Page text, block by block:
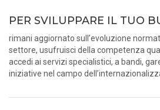
PER SVILUPPARE IL TUO
rimani aggiornato sull’evoluzione
settore, usufruisci della competenza
accedi ai servizi specialistici, a bandi,
iniziative nel campo